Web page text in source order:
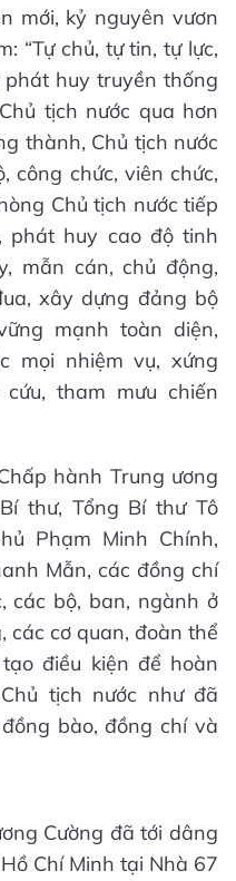
mới, kỷ nguyên vươn
“Tự chủ, tự tin, tự lực,
phát huy truyền thống
tịch nước qua hơn
thành, Chủ tịch nước
công chức, viên chức,
Chủ tịch nước tiếp
phát huy cao độ tinh
mẫn cán, chủ động,
xây dựng đảng bộ
mạnh toàn diện,
mọi nhiệm vụ, xứng
tham mưu chiến
hành Trung ương
thư, Tổng Bí thư Tô
Phạm Minh Chính,
Mẫn, các đồng chí
các bộ, ban, ngành ở
các cơ quan, đoàn thể
điều kiện để hoàn
tịch nước như đã
bào, đồng chí và
Cường đã tới dâng
Chí Minh tại Nhà 67